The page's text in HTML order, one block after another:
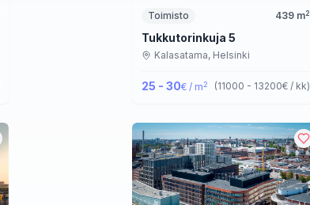
Toimisto 439m2
Tukkutorinkuja 5
Kalasatama, Helsinki
25 - 30€ / m2 (11000 - 13200€ / kk)